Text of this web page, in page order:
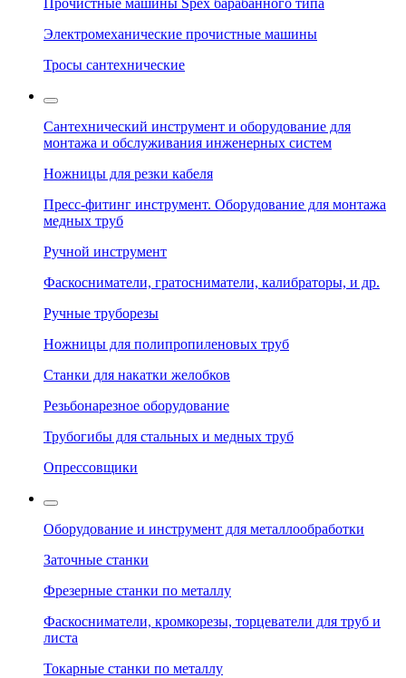
Прочистные машины Spex барабанного типа
Электромеханические прочистные машины
Тросы сантехнические
Сантехнический инструмент и оборудование для
монтажа и обслуживания инженерных систем
Ножницы для резки кабеля
Пресс-фитинг инструмент. Оборудование для монтажа
медных труб
Ручной инструмент
Фаскосниматели, гратосниматели, калибраторы, и др.
Ручные труборезы
Ножницы для полипропиленовых труб
Станки для накатки желобков
Резьбонарезное оборудование
Трубогибы для стальных и медных труб
Опрессовщики
Оборудование и инструмент для металлообработки
Заточные станки
Фрезерные станки по металлу
Фаскосниматели, кромкорезы, торцеватели для труб и
листа
Токарные станки по металлу